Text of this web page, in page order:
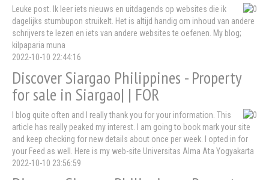
Leuke post. Ik leer iets nieuws en uitdagends op websites die ik
dagelijks stumbupon struikelt. Het is altijd handig om inhoud van andere
schrijvers te lezen en iets van andere websites te oefenen. My blog;
kilpaparia muna
2022-10-10 22:44:16
Discover Siargao Philippines - Property
for sale in Siargao| | FOR
I blog quite often and I really thank you for your information. This
article has really peaked my interest. I am going to book mark your site
and keep checking for new details about once per week. I opted in for
your Feed as well. Here is my web-site Universitas Alma Ata Yogyakarta
2022-10-10 23:56:59